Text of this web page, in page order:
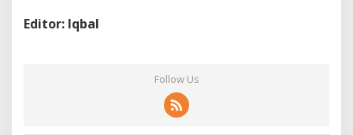
Editor: Iqbal
Follow Us